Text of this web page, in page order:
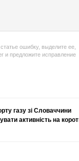
ошибку, выделите ее,
и предложите исправление
газу зі Словаччини
активність на